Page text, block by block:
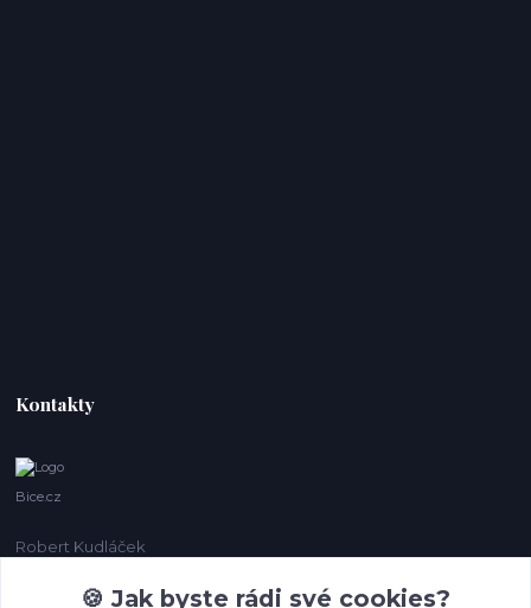
Kontakty
Bice.cz
Robert Kudláček
🍪 Jak byste rádi své cookies?